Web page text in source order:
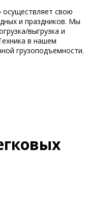
осуществляет свою
и праздников. Мы
выгрузка и
в нашем
грузоподъемности.